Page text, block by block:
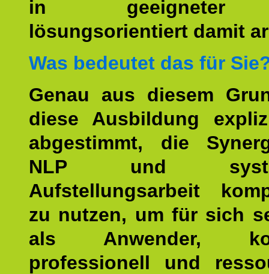
in geeigneter
lösungsorientiert damit
Was bedeutet das für
Genau aus diesem
diese Ausbildung
abgestimmt, die
NLP und
Aufstellungsarbeit
zu nutzen, um für sich
als Anwender,
professionell und